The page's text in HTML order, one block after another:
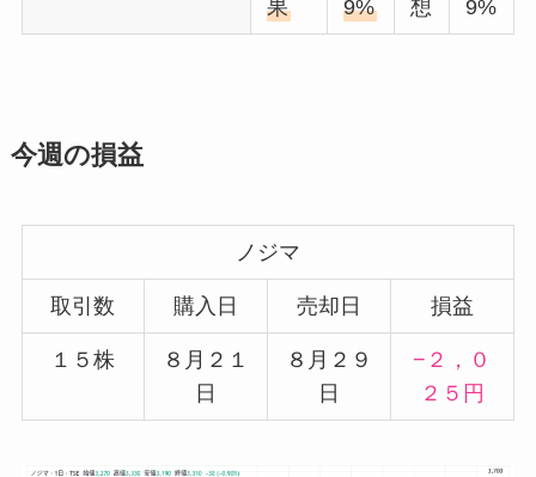
果
9%
想
9%
今週の損益
ノジマ
取引数 購入日 売却日 損益
１５株
８月２１
日
８月２９
日
−２，０
２５円